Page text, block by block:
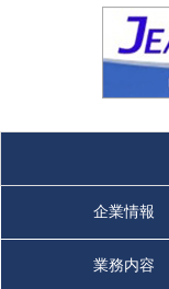
企業情報
業務内容